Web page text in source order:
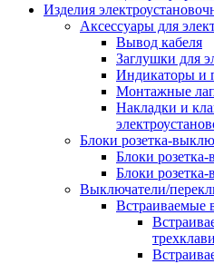
Изделия
Аксессуары для
Вывод кабеля
Заглушки для
Индикаторы и
Монтажные
Накладки и
Блоки розетка-
Блоки
Блоки
Выключатели/
Встраиваемые